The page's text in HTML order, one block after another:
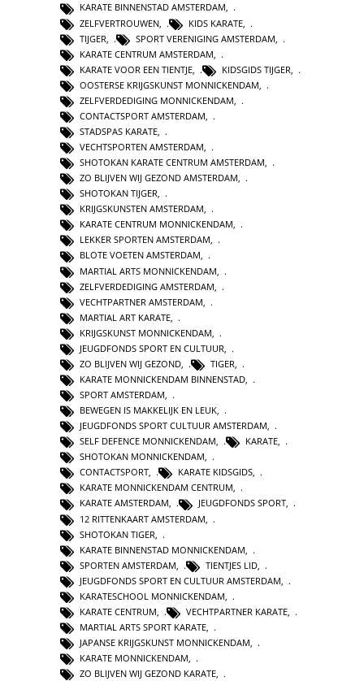
KARATE BINNENSTAD AMSTERDAM,
ZELFVERTROUWEN
KIDS KARATE
TIJGER
SPORT VERENIGING AMSTERDAM
KARATE CENTRUM AMSTERDAM
KARATE VOOR EEN TIENTJE
KIDSGIDS TIJGER
OOSTERSE KRIJGSKUNST MONNICKENDAM
ZELFVERDEDIGING MONNICKENDAM
CONTACTSPORT AMSTERDAM
STADSPAS KARATE
VECHTSPORTEN AMSTERDAM,
SHOTOKAN KARATE CENTRUM AMSTERDAM,
ZO BLIJVEN WIJ GEZOND AMSTERDAM,
SHOTOKAN TIJGER,
KRIJGSKUNSTEN AMSTERDAM,
KARATE CENTRUM MONNICKENDAM,
LEKKER SPORTEN AMSTERDAM,
BLOTE VOETEN AMSTERDAM,
MARTIAL ARTS MONNICKENDAM
ZELFVERDEDIGING AMSTERDAM
VECHTPARTNER AMSTERDAM
MARTIAL ART KARATE
KRIJGSKUNST MONNICKENDAM
JEUGDFONDS SPORT EN CULTUUR
ZO BLIJVEN WIJ GEZOND
TIGER
KARATE MONNICKENDAM BINNENSTAD
SPORT AMSTERDAM,
BEWEGEN IS MAKKELIJK EN LEUK,
JEUGDFONDS SPORT CULTUUR AMSTERDAM,
SELF DEFENCE MONNICKENDAM, KARATE,
SHOTOKAN MONNICKENDAM,
CONTACTSPORT, KARATE KIDSGIDS,
KARATE MONNICKENDAM CENTRUM,
KARATE AMSTERDAM, JEUGDFONDS SPORT,
12 RITTENKAART AMSTERDAM
SHOTOKAN TIGER
KARATE BINNENSTAD MONNICKENDAM
SPORTEN AMSTERDAM
TIENTJES LID
JEUGDFONDS SPORT EN CULTUUR AMSTERDAM
KARATESCHOOL MONNICKENDAM
KARATE CENTRUM
VECHTPARTNER KARATE
MARTIAL ARTS SPORT KARATE
JAPANSE KRIJGSKUNST MONNICKENDAM,
KARATE MONNICKENDAM,
ZO BLIJVEN WIJ GEZOND KARATE,